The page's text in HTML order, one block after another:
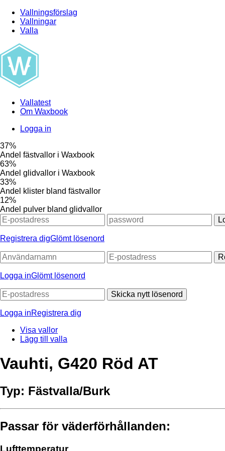
Vallningsförslag
Vallningar
Valla
Vallatest
Om Waxbook
Logga in
37%
Andel fästvallor i Waxbook
63%
Andel glidvallor i Waxbook
33%
Andel klister bland fästvallor
12%
Andel pulver bland glidvallor
Registrera digGlömt lösenord
Logga inGlömt lösenord
Skicka nytt lösenord
Logga inRegistrera dig
Visa vallor
Lägg till valla
Vauhti, G420 Röd AT
Typ: Fästvalla/Burk
Passar för väderförhållanden:
Lufttemperatur